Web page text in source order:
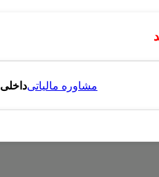
مشاوره مالیاتیداخلی 2 | 38427-021